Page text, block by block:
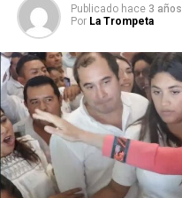
Publicado hace 3 años
Por La Trompeta